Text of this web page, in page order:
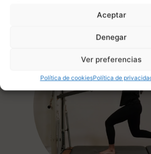
Aceptar
Denegar
Ver preferencias
Política de cookiesPolítica de